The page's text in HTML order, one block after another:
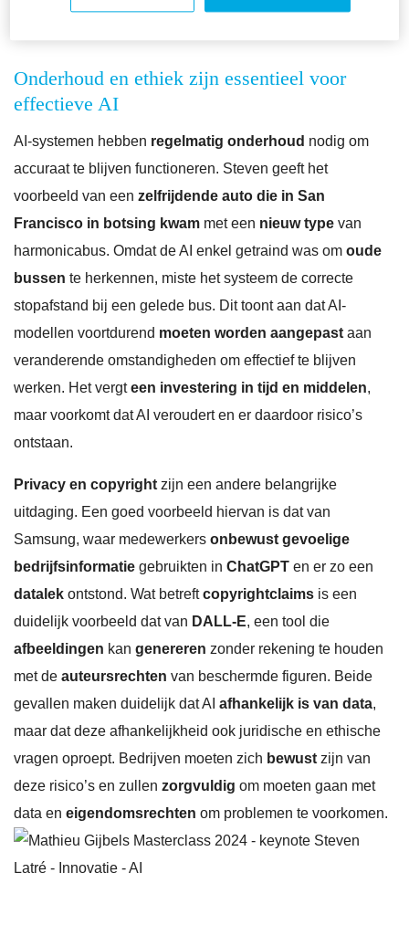
Onderhoud en ethiek zijn essentieel voor
effectieve AI
AI-systemen hebben regelmatig onderhoud nodig om
accuraat te blijven functioneren. Steven geeft het
voorbeeld van een zelfrijdende auto die in San
Francisco in botsing kwam met een nieuw type van
harmonicabus. Omdat de AI enkel getraind was om oude
bussen te herkennen, miste het systeem de correcte
stopafstand bij een gelede bus. Dit toont aan dat AI-
modellen voortdurend moeten worden aangepast aan
veranderende omstandigheden om effectief te blijven
werken. Het vergteen investering in tijd en middelen,
maar voorkomt dat AI veroudert en er daardoor risico’s
ontstaan.
Privacy en copyright zijn een andere belangrijke
uitdaging. Een goed voorbeeld hiervan is dat van
Samsung, waar medewerkers onbewust gevoelige
bedrijfsinformatie gebruikten in ChatGPT en er zo een
datalek ontstond. Wat betreftcopyrightclaims is een
duidelijk voorbeeld dat van DALL-E, een tool die
afbeeldingen kan genereren zonder rekening te houden
met de auteursrechten van beschermde figuren. Beide
gevallen maken duidelijk dat AI afhankelijk is van data,
maar dat deze afhankelijkheid ook juridische en ethische
vragen oproept. Bedrijven moeten zich bewust zijn van
deze risico’s en zullen zorgvuldig om moeten gaan met
data en eigendomsrechten om problemen te voorkomen.